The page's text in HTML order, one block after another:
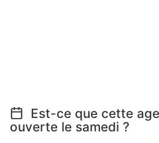
Est-ce que cette
ouverte le samedi ?